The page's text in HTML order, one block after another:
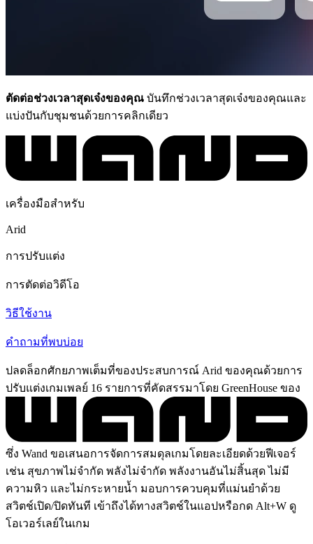
ตัดต่อช่วงเวลาสุดเจ๋งของคุณ บันทึกช่วงเวลาสุดเจ๋งของคุณและ
แบ่งปันกับชุมชนด้วยการคลิกเดียว
เครื่องมือสำหรับ
Arid
การปรับแต่ง
การตัดต่อวิดีโอ
วิธีใช้งาน
คำถามที่พบบ่อย
ปลดล็อกศักยภาพเต็มที่ของประสบการณ์ Arid ของคุณด้วยการ
ปรับแต่งเกมเพลย์ 16 รายการที่คัดสรรมาโดย GreenHouse ของ
ซึ่ง Wand ขอเสนอการจัดการสมดุลเกมโดยละเอียดด้วยฟีเจอร์
เช่น สุขภาพไม่จำกัด พลังไม่จำกัด พลังงานอันไม่สิ้นสุด ไม่มี
ความหิว และไม่กระหายน้ำ มอบการควบคุมที่แม่นยำด้วย
สวิตช์เปิด/ปิดทันที เข้าถึงได้ทางสวิตช์ในแอปหรือกด Alt+W ดู
โอเวอร์เลย์ในเกม